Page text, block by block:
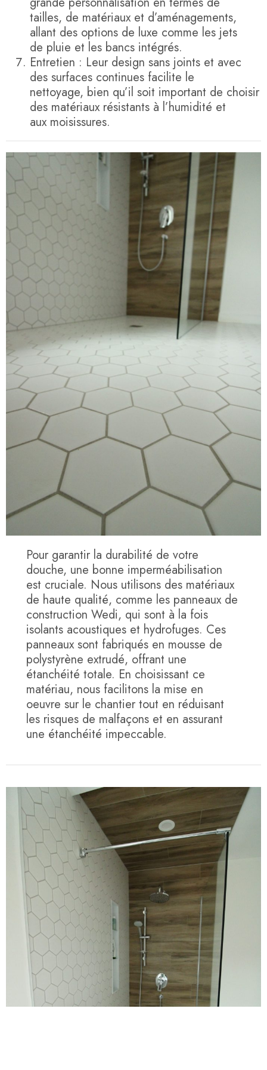
tailles, de matériaux et d’aménagements,
allant des options de luxe comme les jets
de pluie et les bancs intégrés.
Entretien : Leur design sans joints et avec
des surfaces continues facilite le
nettoyage, bien qu’il soit important de choisir
des matériaux résistants à l’humidité et
aux moisissures.
Pour garantir la durabilité de votre
douche, une bonne imperméabilisation
est cruciale. Nous utilisons des matériaux
de haute qualité, comme les panneaux de
construction Wedi, qui sont à la fois
isolants acoustiques et hydrofuges. Ces
panneaux sont fabriqués en mousse de
polystyrène extrudé, offrant une
étanchéité totale. En choisissant ce
matériau, nous facilitons la mise en
oeuvre sur le chantier tout en réduisant
les risques de malfaçons et en assurant
une étanchéité impeccable.